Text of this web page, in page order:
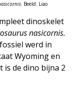
. Beeld: Liao
dinoskelet
nasicornis.
werd in
Wyoming en
is de dino bijna 2